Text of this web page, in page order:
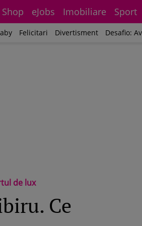
Shop eJobs Imobiliare Sport
Felicitari Divertisment Desafio:
de lux
Ce